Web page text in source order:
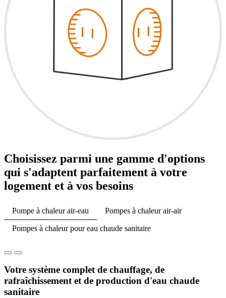
Choisissez parmi une gamme d'options
qui s'adaptent parfaitement à votre
logement et à vos besoins
Pompe à chaleur air-eau Pompes à chaleur air-air
Pompes à chaleur pour eau chaude sanitaire
Votre système complet de chauffage, de
rafraîchissement et de production d'eau chaude
sanitaire